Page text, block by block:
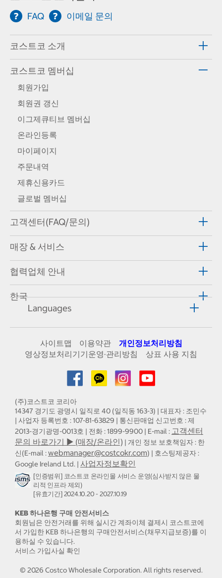
FAQ 이메일 문의
코스트코 소개
코스트코 멤버십
회원가입
회원권 갱신
이그제큐티브 멤버십
온라인등록
마이페이지
주문내역
제휴신용카드
글로벌 멤버십
고객센터(FAQ/문의)
매장 & 서비스
협력업체 안내
한국
Languages
사이트맵 이용약관
개인정보처리방침
영상정보처리기기운영·관리방침
상표 사용 지침
(주)코스트코 코리아
14347 경기도 광명시 일직로 40 (일직동 163-3) | 대표자 : 조민수
| 사업자 등록번호 : 107-81-63829 | 통신판매업 신고번호 : 제
2013-경기광명-0013호 | 전화 : 1899-9900 | E-mail : 고객센터
문의 바로가기 ▶ (매장/온라인) | 개인 정보 보호책임자 : 한
신(E-mail :webmanager@costcokr.com) | 호스팅제공자 :
Google Ireland Ltd. | 사업자정보확인
[인증범위] 코스트코 온라인몰 서비스 운영(심사받지 않은 물
리적 인프라 제외)
[유효기간] 2024.10.20 - 2027.10.19
KEB 하나은행 구매 안전서비스
회원님은 안전거래를 위해 실시간 계좌이체 결제시 코스트코에
서 가입한 KEB 하나은행의 구매안전서비스(채무지급보증)를 이
용하실 수 있습니다.
서비스 가입사실 확인
© 2026 Costco Wholesale Corporation.All rights reserved.